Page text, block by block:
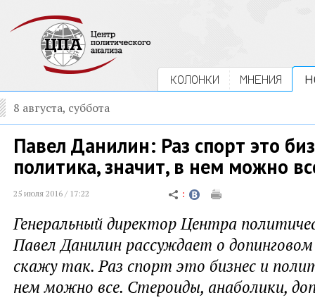
КОЛОНКИ МНЕНИЯ
8 августа, суббота
Павел Данилин: Раз спорт это
политика, значит, в нем можно
25 июля 2016 / 17:22
Генеральный директор Центра
Павел Данилин рассуждает о
скажу так. Раз спорт это бизнес и
нем можно все. Стероиды, анаболики,